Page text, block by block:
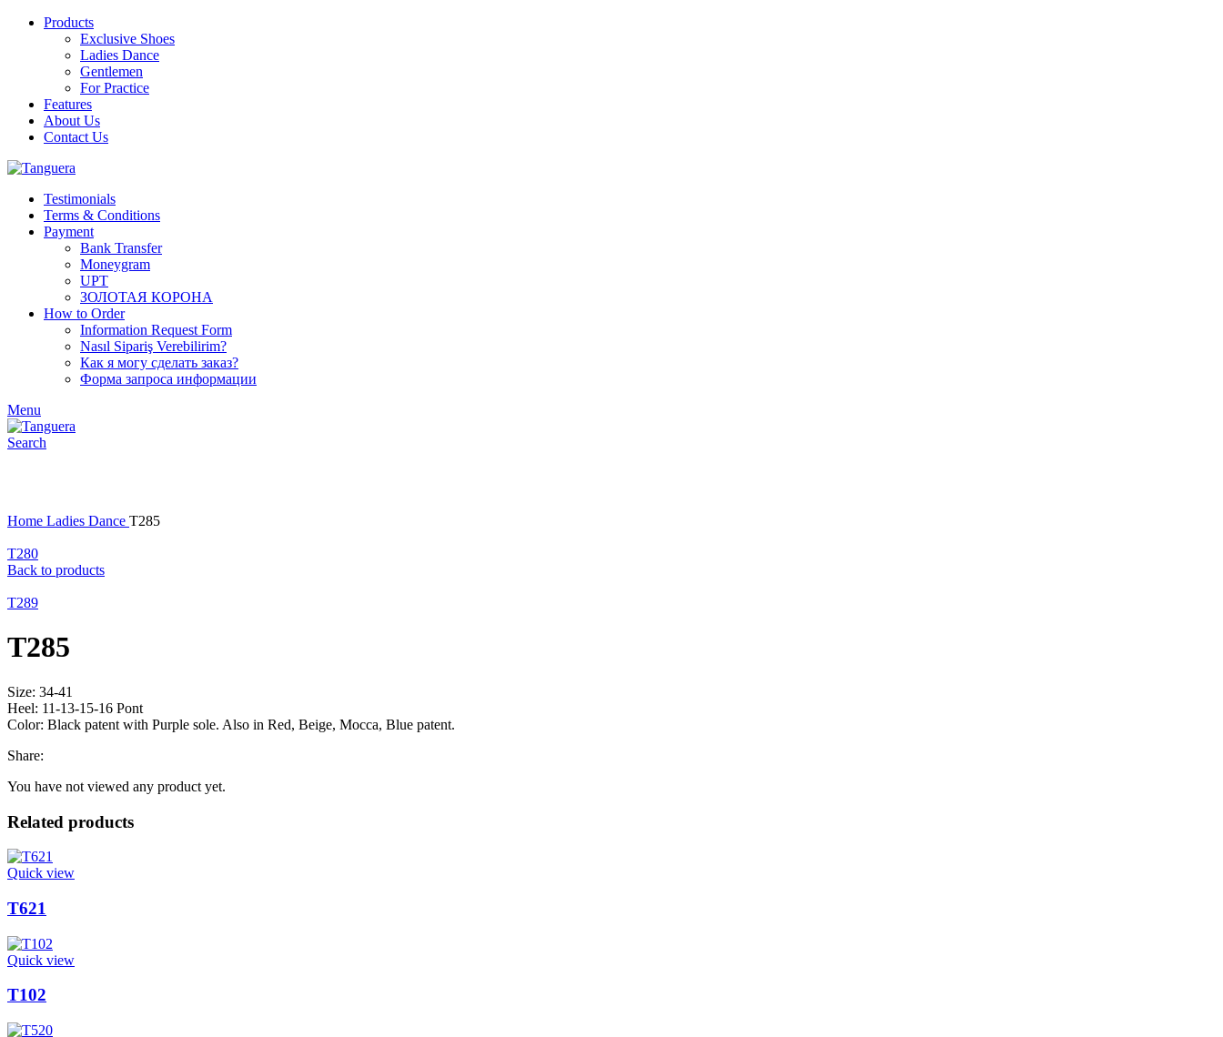
Products
Exclusive Shoes
Ladies Dance
Gentlemen
For Practice
Features
About Us
Contact Us
Testimonials
Terms & Conditions
Payment
Bank Transfer
Moneygram
UPT
ЗОЛОТАЯ КОРОНА
How to Order
Information Request Form
Nasıl Sipariş Verebilirim?
Как я могу сделать заказ?
Форма запроса информации
Menu
Search
Home Ladies Dance T285
T280
Back to products
T289
T285
Size: 34-41
Heel: 11-13-15-16 Pont
Color: Black patent with Purple sole. Also in Red, Beige, Mocca, Blue patent.
Share:
You have not viewed any product yet.
Related products
Quick view
T621
Quick view
T102